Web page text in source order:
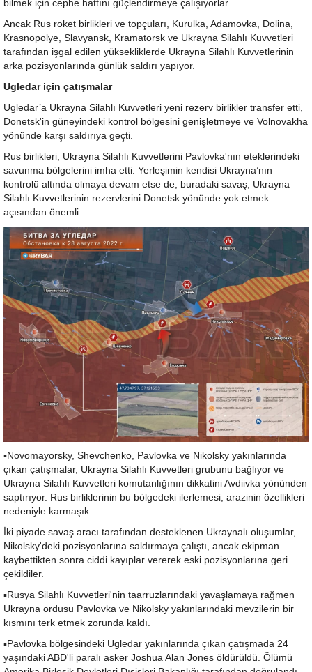
bilmek için cephe hattını güçlendirmeye çalışıyorlar.
Ancak Rus roket birlikleri ve topçuları, Kurulka, Adamovka, Dolina,
Krasnopolye, Slavyansk, Kramatorsk ve Ukrayna Silahlı Kuvvetleri
tarafından işgal edilen yüksekliklerde Ukrayna Silahlı Kuvvetlerinin
arka pozisyonlarında günlük saldırı yapıyor.
Ugledar için çatışmalar
Ugledar’a Ukrayna Silahlı Kuvvetleri yeni rezerv birlikler transfer etti,
Donetsk'in güneyindeki kontrol bölgesini genişletmeye ve Volnovakha
yönünde karşı saldırıya geçti.
Rus birlikleri, Ukrayna Silahlı Kuvvetlerini Pavlovka'nın eteklerindeki
savunma bölgelerini imha etti. Yerleşimin kendisi Ukrayna’nın
kontrolü altında olmaya devam etse de, buradaki savaş, Ukrayna
Silahlı Kuvvetlerinin rezervlerini Donetsk yönünde yok etmek
açısından önemli.
▪️Novomayorsky, Shevchenko, Pavlovka ve Nikolsky yakınlarında
çıkan çatışmalar, Ukrayna Silahlı Kuvvetleri grubunu bağlıyor ve
Ukrayna Silahlı Kuvvetleri komutanlığının dikkatini Avdiivka yönünden
saptırıyor. Rus birliklerinin bu bölgedeki ilerlemesi, arazinin özellikleri
nedeniyle karmaşık.
İki piyade savaş aracı tarafından desteklenen Ukraynalı oluşumlar,
Nikolsky'deki pozisyonlarına saldırmaya çalıştı, ancak ekipman
kaybettikten sonra ciddi kayıplar vererek eski pozisyonlarına geri
çekildiler.
▪️Rusya Silahlı Kuvvetleri'nin taarruzlarındaki yavaşlamaya rağmen
Ukrayna ordusu Pavlovka ve Nikolsky yakınlarındaki mevzilerin bir
kısmını terk etmek zorunda kaldı.
▪️Pavlovka bölgesindeki Ugledar yakınlarında çıkan çatışmada 24
yaşındaki ABD'li paralı asker Joshua Alan Jones öldürüldü. Ölümü